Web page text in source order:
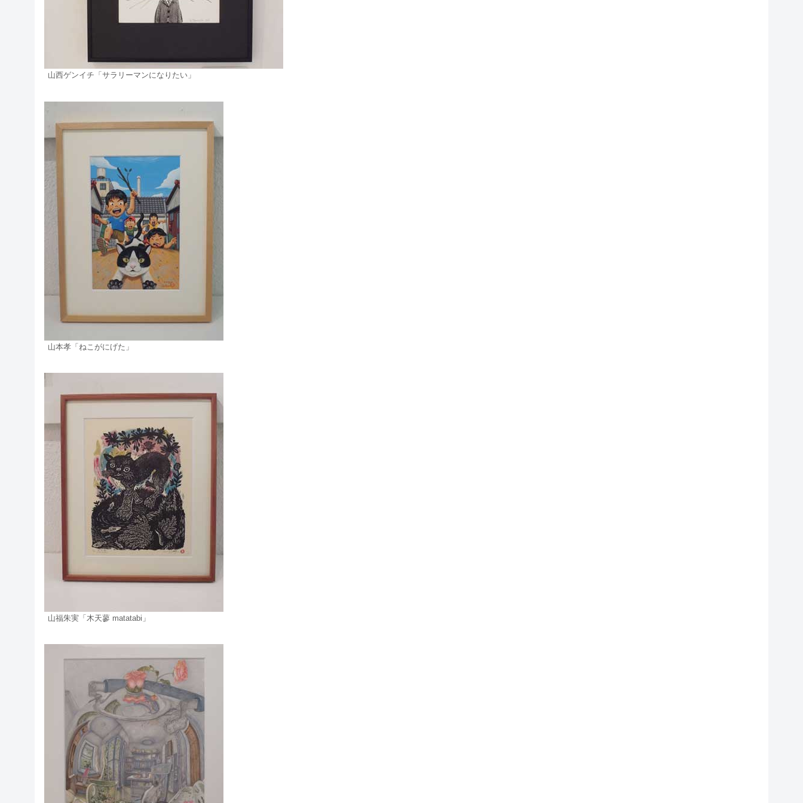
山西ゲンイチ「サラリーマンになりたい」
山本孝「ねこがにげた」
山福朱実「木天蓼 matatabi」